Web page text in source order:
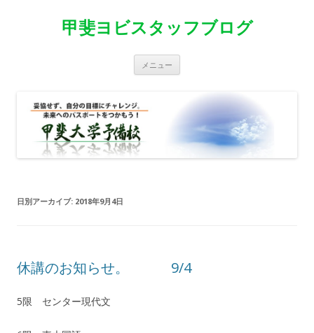
甲斐ヨビスタッフブログ
メニュー
へ
日別アーカイブ: 2018年9月4日
休講のお知らせ。 9/4
5限 センター現代文